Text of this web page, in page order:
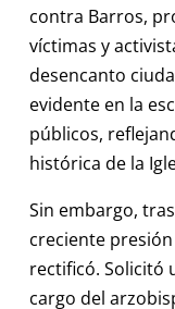
contra Barros,
víctimas y
desencanto
evidente en la
públicos,
histórica de la
Sin embargo,
creciente
rectificó. Solicitó
cargo del